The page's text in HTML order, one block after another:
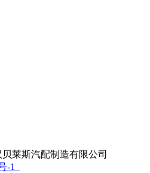
莱斯汽配制造有限公司
-1